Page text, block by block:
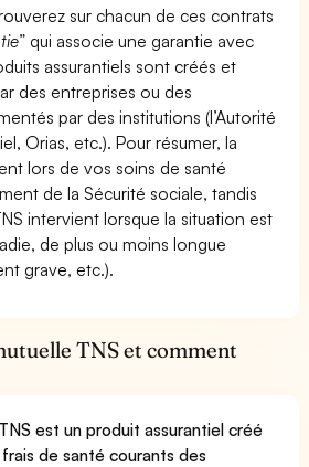
sur chacun de ces contrats
” qui associe une garantie avec
assurantiels sont créés et
des entreprises ou des
par des institutions (l’Autorité
Orias, etc.). Pour résumer, la
lors de vos soins de santé
de la Sécurité sociale, tandis
intervient lorsque la situation est
de plus ou moins longue
grave, etc.).
TNS et comment
est un produit assurantiel créé
de santé courants des